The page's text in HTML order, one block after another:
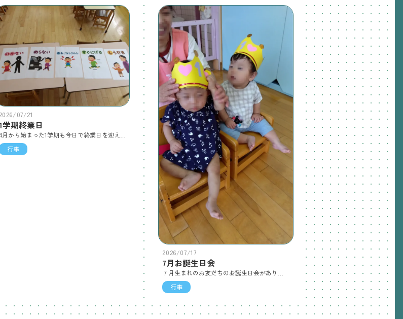
2026/07/21
学期終業日
4月から始まった1学期も今日で終業日を迎えました！園長先生から始業式でした5つの約束をみんなが守れていたかお話がありました☆クラスの先生からは自分の身を守るためのお約束「いかのおすし」のお話がありました！そして終業式の後はももぐみとひまわりぐみのお友だちは映画「ミッキーの夏休み」を観ました！映画のチケットを握りしめて、お話を楽しんでいました♪
行事
2026/07/17
7月お誕生日会
行事